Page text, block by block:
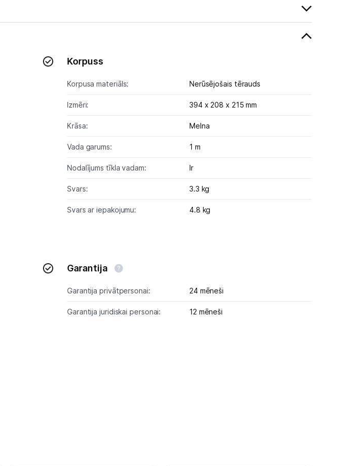
Korpuss
Korpusa materiāls: Nerūsējošais tērauds
Izmēri: 394 x 208 x 215 mm
Krāsa: Melna
Vada garums: 1 m
Nodalījums tīkla vadam: Ir
Svars: 3.3 kg
Svars ar iepakojumu: 4.8 kg
Garantija
Garantija privātpersonai: 24 mēneši
Garantija juridiskai personai: 12 mēneši